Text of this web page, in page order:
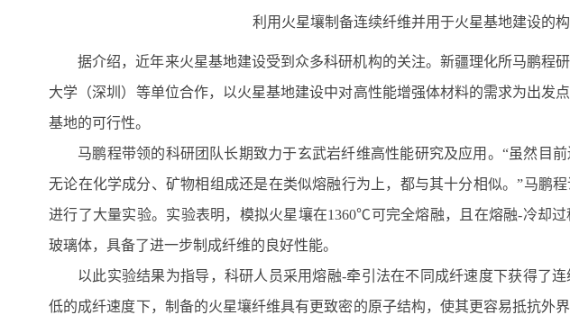
利用火星壤制备连续纤维并用于火星基地建设的
据介绍，近年来火星基地建设受到众多科研机构的关注。新疆理化所马鹏程
大学（深圳）等单位合作，以火星基地建设中对高性能增强体材料的需求为出发
基地的可行性。
马鹏程带领的科研团队长期致力于玄武岩纤维高性能研究及应用。“虽然目
无论在化学成分、矿物相组成还是在类似熔融行为上，都与其十分相似。”马鹏
进行了大量实验。实验表明，模拟火星壤在1360℃可完全熔融，且在熔融-冷却
玻璃体，具备了进一步制成纤维的良好性能。
以此实验结果为指导，科研人员采用熔融-牵引法在不同成纤速度下获得了
低的成纤速度下，制备的火星壤纤维具有更致密的原子结构，使其更容易抵抗外